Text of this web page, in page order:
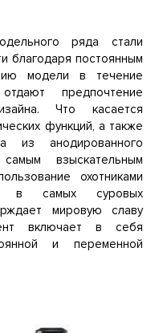
ряда стали
благодаря постоянным
модели в течение
предпочтение
Что касается
функций, а также
из анодированного
взыскательным
охотниками
в самых суровых
мировую славу
включает в себя
и переменной